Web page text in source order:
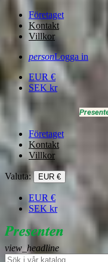
Företaget
Kontakt
Villkor
personLogga in
EUR €
SEK kr
Företaget
Kontakt
Villkor
Valuta: EUR €
EUR €
SEK kr
view_headline